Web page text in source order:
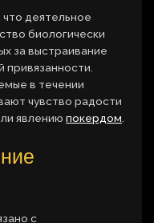
деятельное
биологически
за выстраивание
привязанности.
в течении
чувство радости
явлениюпокердом.
с